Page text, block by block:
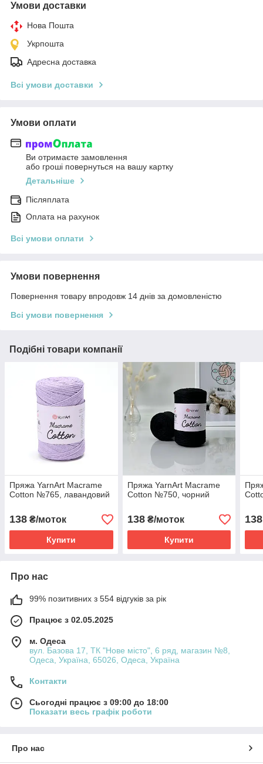
Умови доставки
Нова Пошта
Укрпошта
Адресна доставка
Всі умови доставки
Умови оплати
Ви отримаєте замовлення
або гроші повернуться на вашу картку
Детальніше
Післяплата
Оплата на рахунок
Всі умови оплати
Умови повернення
Повернення товару впродовж 14 днів за домовленістю
Всі умови повернення
Подібні товари компанії
Пряжа YarnArt Macrame
Cotton №765, лавандовий
138 ₴/моток
Купити
Пряжа YarnArt Macrame
Cotton №750, чорний
138₴/моток
Купити
138
Про нас
99% позитивних з 554 відгуків за рік
Працює з 02.05.2025
м. Одеса
вул. Базова 17, ТК "Нове місто", 6 ряд, магазин №8,
Одеса, Україна, 65026, Одеса, Україна
Контакти
Сьогодні працює з 09:00 до 18:00
Показати весь графік роботи
Про нас